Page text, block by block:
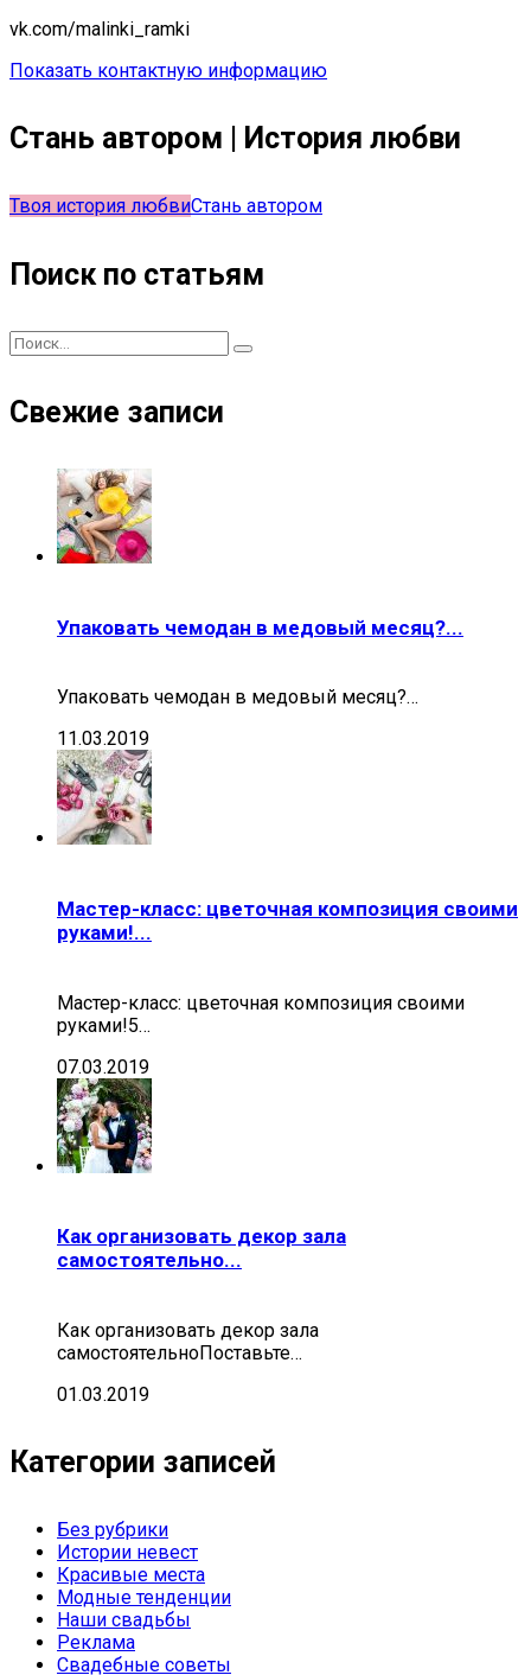
vk.com/malinki_ramki
Показать контактную информацию
Стань автором | История любви
Твоя история любвиСтань автором
Поиск по статьям
Свежие записи
Упаковать чемодан в медовый месяц?...
Упаковать чемодан в медовый месяц?…
11.03.2019
Мастер-класс: цветочная композиция своими
руками!...
Мастер-класс: цветочная композиция своими
руками!5…
07.03.2019
Как организовать декор зала
самостоятельно...
Как организовать декор зала
самостоятельноПоставьте…
01.03.2019
Категории записей
Без рубрики
Истории невест
Красивые места
Модные тенденции
Наши свадьбы
Реклама
Свадебные советы